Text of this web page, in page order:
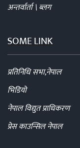
अन्तर्वार्ता \ ब्लग
SOME LINK
प्रतिनिधि सभा,नेपाल
भिडियो
नेपाल विद्युत प्राधिकरण
प्रेस काउन्सिल नेपाल